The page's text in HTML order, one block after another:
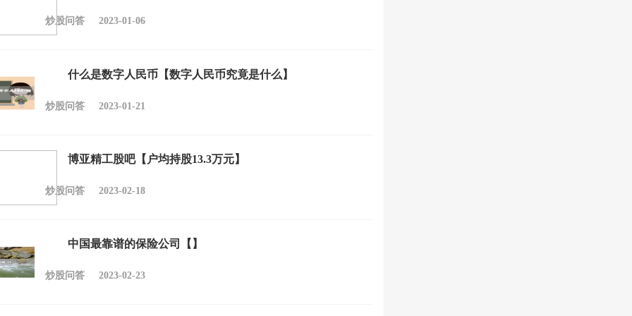
炒股问答 2023-01-06
什么是数字人民币【数字人民币究竟是什么】
炒股问答 2023-01-21
博亚精工股吧【户均持股13.3万元】
炒股问答 2023-02-18
中国最靠谱的保险公司【】
炒股问答 2023-02-23